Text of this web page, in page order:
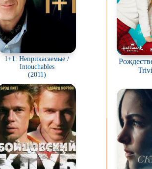
1+1: Неприкасаемые /
Intouchables
(2011)